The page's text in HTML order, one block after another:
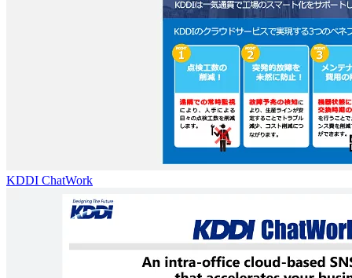
KDDI ChatWork